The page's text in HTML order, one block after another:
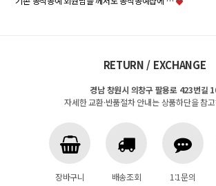
RETURN / EXCHANGE
경남 창원시 의창구 팔용로 423번길
자세한 교환·반품절차 안내는 상품하단을 참
장바구니 배송조회 1:1문의